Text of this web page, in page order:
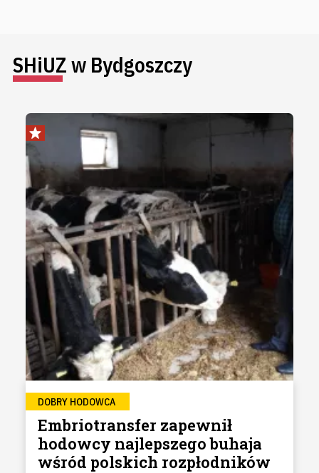
SHiUZ w Bydgoszczy
DOBRY HODOWCA
Embriotransfer zapewnił
hodowcy najlepszego buhaja
wśród polskich rozpłodników